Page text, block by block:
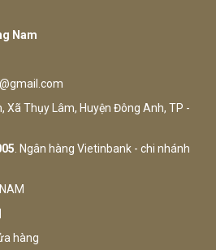
Nam
Thụy Lâm, Huyện Đông Anh, TP -
. Ngân hàng Vietinbank - chi nhánh
hàng